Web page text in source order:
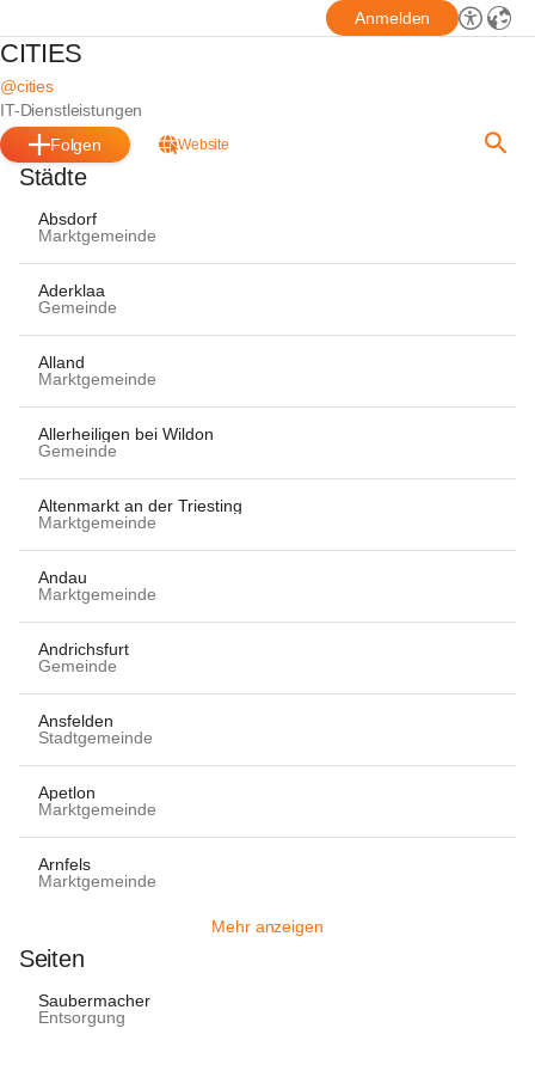
Anmelden
CITIES
@cities
IT-Dienstleistungen
Folgen
Website
Städte
Absdorf
Marktgemeinde
Aderklaa
Gemeinde
Alland
Marktgemeinde
Allerheiligen bei Wildon
Gemeinde
Altenmarkt an der Triesting
Marktgemeinde
Andau
Marktgemeinde
Andrichsfurt
Gemeinde
Ansfelden
Stadtgemeinde
Apetlon
Marktgemeinde
Arnfels
Marktgemeinde
Mehr anzeigen
Seiten
Saubermacher
Entsorgung